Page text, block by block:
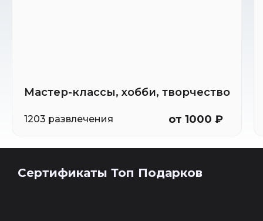
Мастер-классы, хобби, творчество
1203 развлечения от 1000 ₽
Сертификаты Топ Подарков